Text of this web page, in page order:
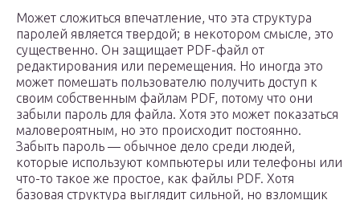
Может сложиться впечатление, что эта структура
паролей является твердой; в некотором смысле, это
существенно. Он защищает PDF-файл от
редактирования или перемещения. Но иногда это
может помешать пользователю получить доступ к
своим собственным файлам PDF, потому что они
забыли пароль для файла. Хотя это может показаться
маловероятным, но это происходит постоянно.
Забыть пароль — обычное дело среди людей,
которые используют компьютеры или телефоны или
что-то такое же простое, как файлы PDF. Хотя
базовая структура выглядит сильной, но взломщик